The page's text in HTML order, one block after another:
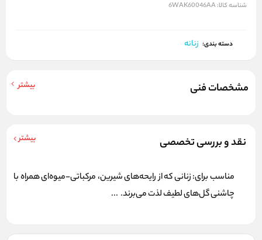
شناسه کالا:6WAK60046AA
دسته بندی: زنانه
مشخصات فنی بیشتر
نقد و بررسی تخصصی بیشتر
مناسب برای: زنانی که از رایحه‌های شیرین، مرکباتی-میوه‌ای همراه با
چاشنی گل‌های لطیف لذت می‌برند. ...